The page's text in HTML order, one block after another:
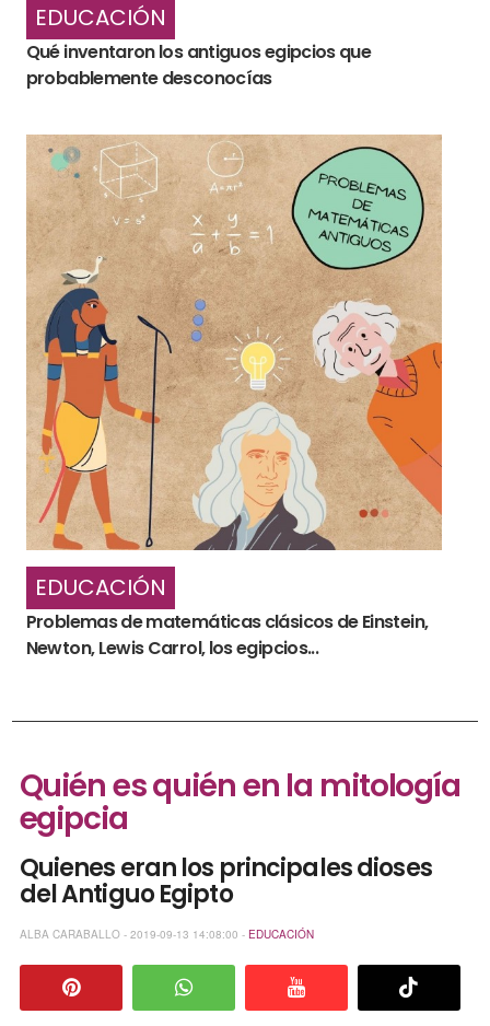
EDUCACIÓN
Qué inventaron los antiguos egipcios que
probablemente desconocías
EDUCACIÓN
Problemas de matemáticas clásicos de Einstein,
Newton, Lewis Carrol, los egipcios...
Quién es quién en la mitología
egipcia
Quienes eran los principales dioses
del Antiguo Egipto
ALBA CARABALLO - 2019-09-13 14:08:00 - EDUCACIÓN